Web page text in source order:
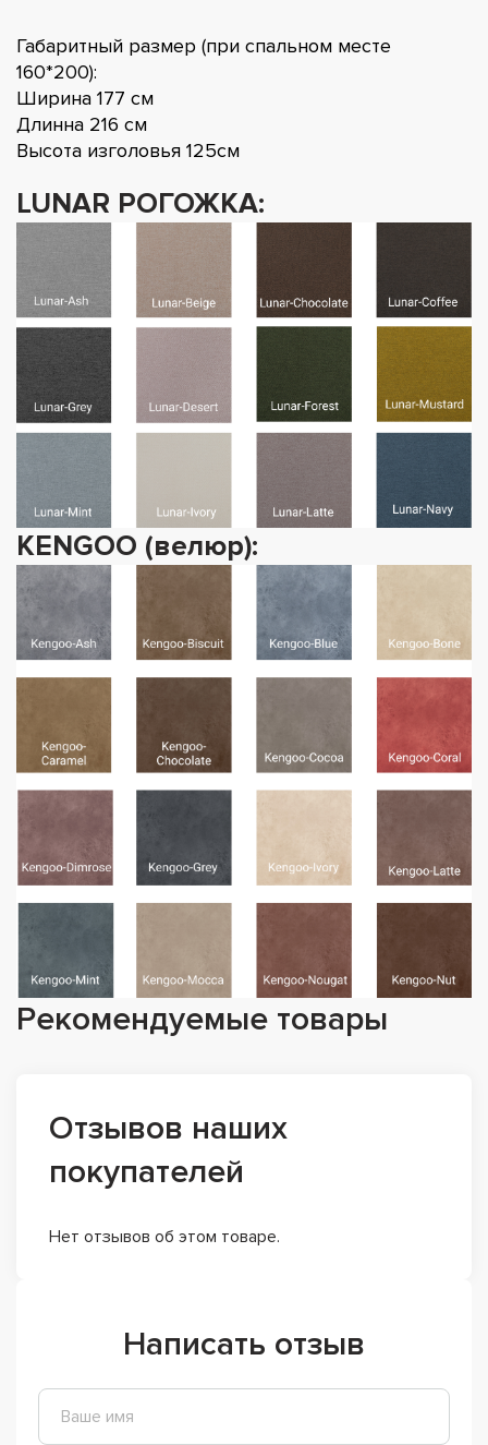
Габаритный размер (при спальном месте
160*200):
Ширина 177 см
Длинна 216 см
Высота изголовья 125см
LUNAR РОГОЖКА:
KENGOO (велюр):
Рекомендуемые товары
Отзывов наших
покупателей
Нет отзывов об этом товаре.
Написать отзыв